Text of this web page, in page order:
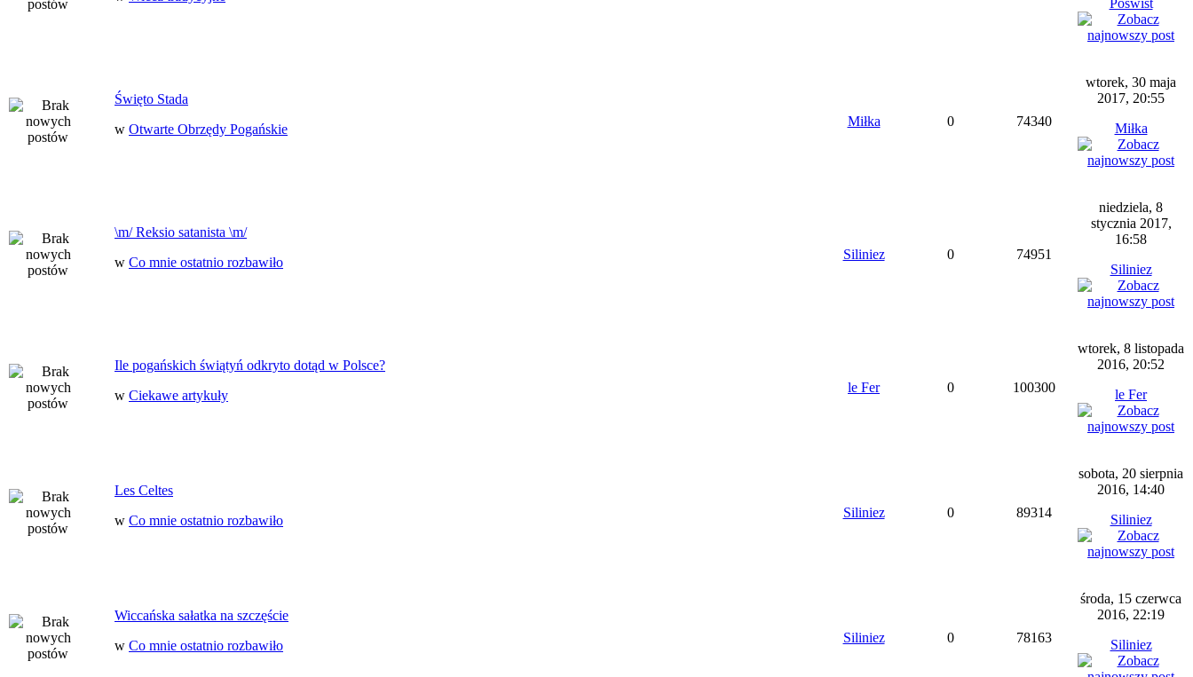
Poświst
Święto Stada
w Otwarte Obrzędy Pogańskie
Miłka 0 74340
wtorek, 30 maja
2017, 20:55
Miłka
\m/ Reksio satanista \m/
w Co mnie ostatnio rozbawiło
Siliniez 0 74951
niedziela, 8
stycznia 2017,
16:58
Siliniez
Ile pogańskich świątyń odkryto dotąd w Polsce?
w Ciekawe artykuły
le Fer 0 100300
wtorek, 8 listopada
2016, 20:52
le Fer
Les Celtes
w Co mnie ostatnio rozbawiło
Siliniez 0 89314
sobota, 20 sierpnia
2016, 14:40
Siliniez
Wiccańska sałatka na szczęście
w Co mnie ostatnio rozbawiło
Siliniez 0 78163
środa, 15 czerwca
2016, 22:19
Siliniez